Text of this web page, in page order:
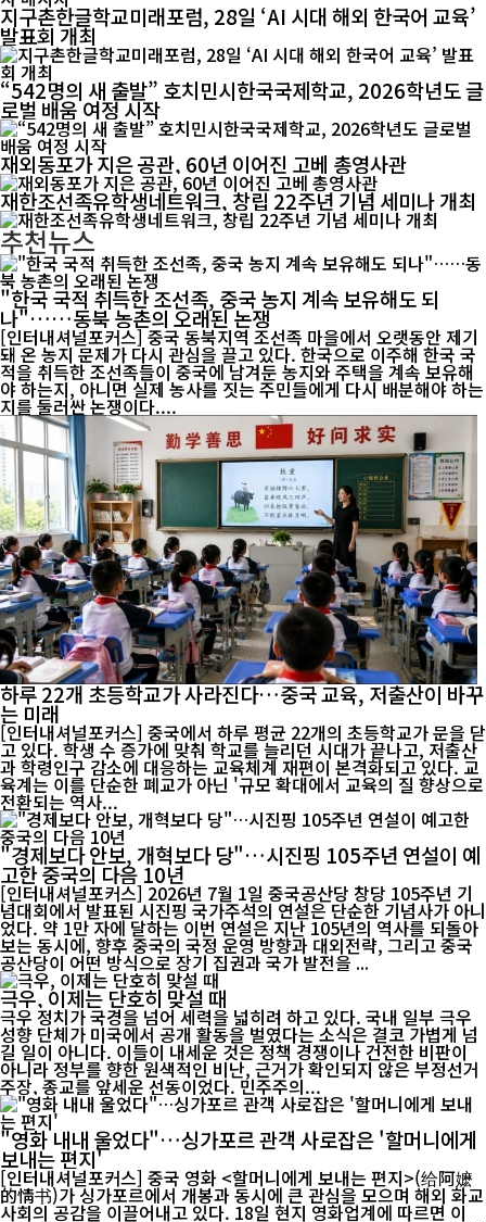
지구촌한글학교미래포럼, 28일 ‘AI 시대 해외 한국어 교육’
발표회 개최
“542명의 새 출발” 호치민시한국국제학교, 2026학년도 글
로벌 배움 여정 시작
재외동포가 지은 공관, 60년 이어진 고베 총영사관
재한조선족유학생네트워크, 창립 22주년 기념 세미나 개최
추천뉴스
"한국 국적 취득한 조선족, 중국 농지 계속 보유해도 되
나"……동북 농촌의 오래된 논쟁
[인터내셔널포커스] 중국 동북지역 조선족 마을에서 오랫동안 제기
돼 온 농지 문제가 다시 관심을 끌고 있다. 한국으로 이주해 한국 국
적을 취득한 조선족들이 중국에 남겨둔 농지와 주택을 계속 보유해
야 하는지, 아니면 실제 농사를 짓는 주민들에게 다시 배분해야 하는
지를 둘러싼 논쟁이다....
하루 22개 초등학교가 사라진다…중국 교육, 저출산이 바꾸
는 미래
[인터내셔널포커스] 중국에서 하루 평균 22개의 초등학교가 문을 닫
고 있다. 학생 수 증가에 맞춰 학교를 늘리던 시대가 끝나고, 저출산
과 학령인구 감소에 대응하는 교육체계 재편이 본격화되고 있다. 교
육계는 이를 단순한 폐교가 아닌 '규모 확대에서 교육의 질 향상으로
전환되는 역사...
"경제보다 안보, 개혁보다 당"…시진핑 105주년 연설이 예
고한 중국의 다음 10년
[인터내셔널포커스] 2026년 7월 1일 중국공산당 창당 105주년 기
념대회에서 발표된 시진핑 국가주석의 연설은 단순한 기념사가 아니
었다. 약 1만 자에 달하는 이번 연설은 지난 105년의 역사를 되돌아
보는 동시에, 향후 중국의 국정 운영 방향과 대외전략, 그리고 중국
공산당이 어떤 방식으로 장기 집권과 국가 발전을 ...
극우, 이제는 단호히 맞설 때
극우 정치가 국경을 넘어 세력을 넓히려 하고 있다. 국내 일부 극우
성향 단체가 미국에서 공개 활동을 벌였다는 소식은 결코 가볍게 넘
길 일이 아니다. 이들이 내세운 것은 정책 경쟁이나 건전한 비판이
아니라 정부를 향한 원색적인 비난, 근거가 확인되지 않은 부정선거
주장, 종교를 앞세운 선동이었다. 민주주의...
"영화 내내 울었다"…싱가포르 관객 사로잡은 '할머니에게
보내는 편지'
[인터내셔널포커스] 중국 영화 <할머니에게 보내는 편지>(给阿嬷
的情书)가 싱가포르에서 개봉과 동시에 큰 관심을 모으며 해외 화교
사회의 공감을 이끌어내고 있다. 18일 현지 영화업계에 따르면 이